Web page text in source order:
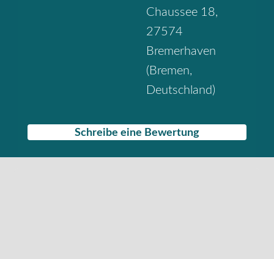
Chaussee 18,
27574
Bremerhaven
( Bremen,
Deutschland)
Schreibe eine Bewertung